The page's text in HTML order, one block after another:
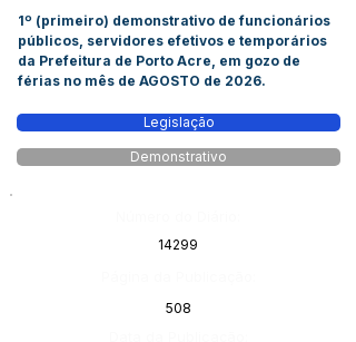
1º (primeiro) demonstrativo de funcionários
públicos, servidores efetivos e temporários
da Prefeitura de Porto Acre, em gozo de
férias no mês de AGOSTO de 2026.
Legislação
Demonstrativo
14299
508